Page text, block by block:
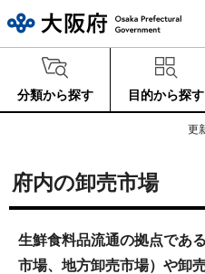
分類から探す 目的から探す
更
府内の卸売市場
生鮮食料品流通の拠点であ
市場、地方卸売市場）や卸